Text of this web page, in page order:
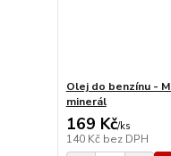
Olej do benzínu -
minerál
169 Kč/ks
140 Kč bez DPH